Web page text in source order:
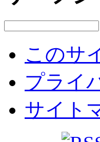
このサ
プライ
サイト